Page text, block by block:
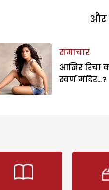
और
समाचार
आखिर रिचा
स्वर्ण मंदिर…?